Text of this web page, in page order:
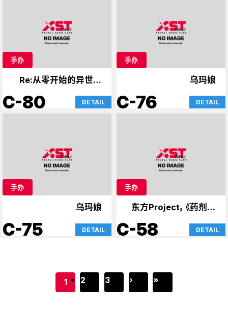
手办
Re:从零开始的异世界
生活
C-80 DETAIL
手办
乌玛娘
C-76 DETAIL
手办
乌玛娘
C-75 DETAIL
手办
东方Project，《药剂师
日记》
C-58 DETAIL
1 2 3 › »